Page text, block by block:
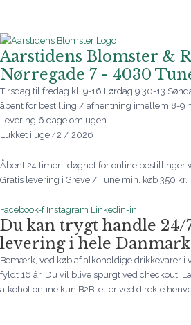
Aarstidens Blomster &
Nørregade 7 - 4030
Tirsdag til fredag kl. 9-16 Lørdag 9.30-13
åbent for bestilling / afhentning imellem 8-9
Levering 6 dage om ugen
Lukket i uge 42 / 2026
Åbent 24 timer i døgnet for online bestillinger
Gratis levering i Greve / Tune min. køb 350 kr.
Facebook-f Instagram Linkedin-in
Du kan trygt handle
levering i hele Danmark
Bemærk, ved køb af alkoholdige drikkevarer i
fyldt 16 år. Du vil blive spurgt ved checkout.
alkohol online kun B2B, eller ved direkte